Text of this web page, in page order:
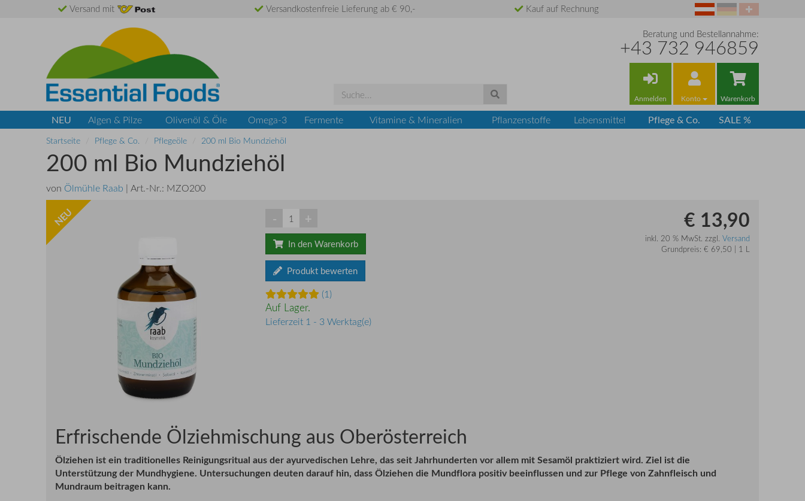
Versand mit Versandkostenfreie Lieferung ab € 90,- Kauf auf Rechnung
Beratung und Bestellannahme:
+43 732 946859
Anmelden Konto Warenkorb
NEU Algen & Pilze Olivenöl & Öle Omega-3 Fermente Vitamine & Mineralien Pflanzenstoffe Lebensmittel Pflege & Co. SALE %
Startseite Pflege & Co. Pflegeöle 200 ml Bio Mundziehöl
200 ml Bio Mundziehöl
von Ölmühle Raab | Art.-Nr.: MZO200
NEU - +
In den Warenkorb
Produkt bewerten
(1)
Auf Lager.
Lieferzeit 1 - 3 Werktag(e)
€ 13,90
inkl. 20 % MwSt. zzgl. Versand
Grundpreis: € 69,50 | 1 L
Erfrischende Ölziehmischung aus Oberösterreich
Ölziehen ist ein traditionelles Reinigungsritual aus der ayurvedischen Lehre, das seit Jahrhunderten vor allem mit Sesamöl praktiziert wird. Ziel ist die
Unterstützung der Mundhygiene. Untersuchungen deuten darauf hin, dass Ölziehen die Mundflora positiv beeinflussen und zur Pflege von Zahnfleisch und
Mundraum beitragen kann.